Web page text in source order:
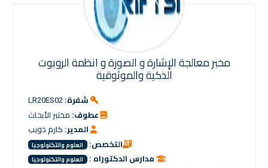
مخبر معالجة الإشارة و الصورة و انظمة الروبوت
الذكية والموثوقية
شفرة: LR20ES02
عطوف: مختبر الأبحاث
المدير: كارم ذويب
التخصص:
العلوم والتكنولوجيا
مدارس الدكتوراه : العلوم والتكنولوجيا